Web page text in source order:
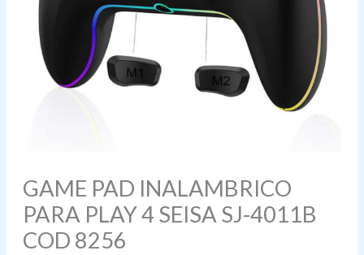
GAME PAD INALAMBRICO
PARA PLAY 4 SEISA SJ-4011B
COD 8256